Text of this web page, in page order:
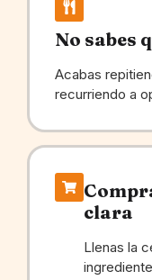
No sabes
Acabas
recurriendo a
clara
Llenas la